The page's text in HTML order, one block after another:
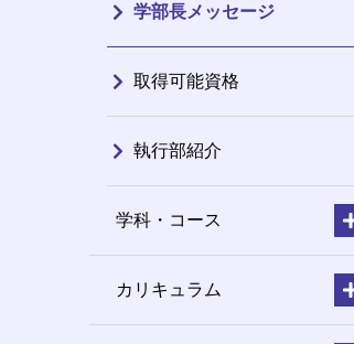
学部長メッセージ
取得可能資格
執行部紹介
学科・コース
カリキュラム